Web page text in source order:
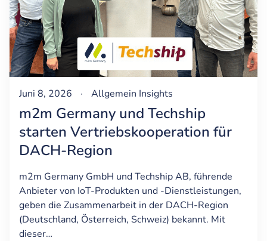
Juni 8, 2026 · Allgemein Insights
m2m Germany und Techship
starten Vertriebskooperation für
DACH-Region
m2m Germany GmbH und Techship AB, führende
Anbieter von IoT-Produkten und -Dienstleistungen,
geben die Zusammenarbeit in der DACH-Region
(Deutschland, Österreich, Schweiz) bekannt. Mit
dieser…